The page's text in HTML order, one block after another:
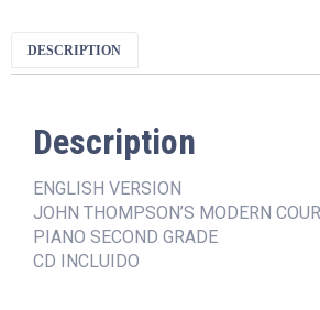
DESCRIPTION
Description
ENGLISH VERSION
JOHN THOMPSON’S MODERN
PIANO SECOND GRADE
CD INCLUIDO